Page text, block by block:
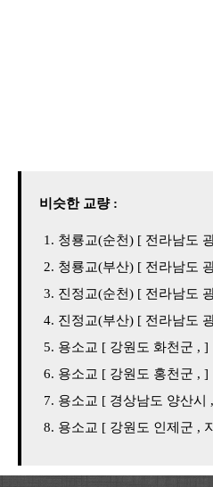
비슷한 교량 :
청룡교(순천) [ 전라남도
청룡교(부산) [ 전라남도
진정교(순천) [ 전라남도
진정교(부산) [ 전라남도
용소교 [ 강원도 화천군 , ]
용소교 [ 강원도 홍천군 , ]
용소교 [ 경상남도 양산시
용소교 [ 강원도 인제군 ,